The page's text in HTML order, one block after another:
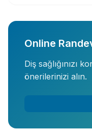
Online
Diş sağlığınızı
önerilerinizi alın.